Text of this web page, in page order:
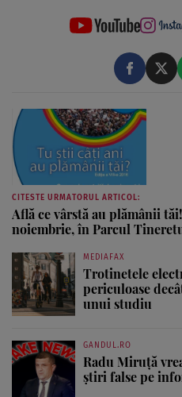
CITESTE URMATORUL ARTICOL:
Află ce vârstă au plămânii
noiembrie, în Parcul
MEDIAFAX
Trotinetele
periculoase
unui studiu
GANDUL.RO
Radu Miruţă
știri false pe